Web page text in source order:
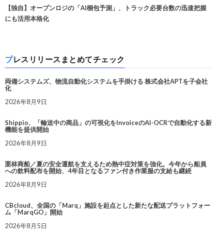
【独自】オープンロジの「AI梱包予測」、トラック必要台数の迅速把握
にも活用本格化
プレスリリースまとめてチェック
両備システムズ、物流自動化システムを手掛ける 株式会社APTを子会社
化
2026年8月9日
Shippio、「輸送中の商品」の可視化をInvoiceのAI-OCRで自動化する新
機能を提供開始
2026年8月9日
栗林商船／夏の安全運航を支えるため熱中症対策を強化。今年から船員
への飲料配布を開始、4年目となるファン付き作業服の支給も継続
2026年8月9日
CBcloud、全国の「Marq」施設を起点とした新たな配送プラットフォー
ム「MarqGO」開始
2026年8月5日